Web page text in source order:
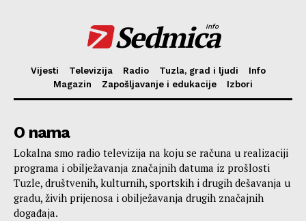
Sedmica
info
Vijesti Televizija Radio Tuzla, grad i ljudi
Info
Magazin
Zapošljavanje i edukacije Izbori
O nama
Lokalna smo radio televizija na koju se računa u realizaciji
programa i obilježavanja značajnih datuma iz prošlosti
Tuzle, društvenih, kulturnih, sportskih i drugih dešavanja u
gradu, živih prijenosa i obilježavanja drugih značajnih
događaja.